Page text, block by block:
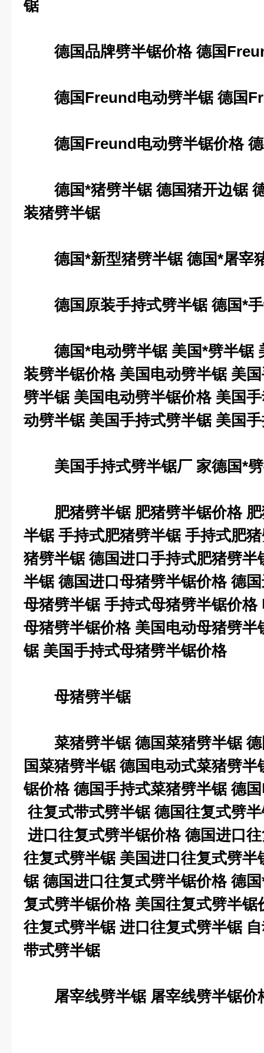
锯
德国品牌劈半锯价格 德国
德国Freund电动劈半锯 德国
德国Freund电动劈半锯价格
德国*猪劈半锯 德国猪开边锯
装猪劈半锯
德国*新型猪劈半锯 德国*屠宰
德国原装手持式劈半锯 德国*
德国*电动劈半锯 美国*劈半锯
装劈半锯价格 美国电动劈半锯 美
劈半锯 美国电动劈半锯价格 美国
动劈半锯 美国手持式劈半锯 美国
美国手持式劈半锯厂 家德国*
肥猪劈半锯 肥猪劈半锯价格
半锯 手持式肥猪劈半锯 手持式肥
猪劈半锯 德国进口手持式肥猪劈半
半锯 德国进口母猪劈半锯价格 德
母猪劈半锯 手持式母猪劈半锯价格
母猪劈半锯价格 美国电动母猪劈半
锯 美国手持式母猪劈半锯价格
母猪劈半锯
菜猪劈半锯 德国菜猪劈半锯
国菜猪劈半锯 德国电动式菜猪劈半
锯价格 德国手持式菜猪劈半锯 德
往复式带式劈半锯 德国往复式劈
进口往复式劈半锯价格 德国进口
往复式劈半锯 美国进口往复式劈半
锯 德国进口往复式劈半锯价格 德
复式劈半锯价格 美国往复式劈半锯
往复式劈半锯 进口往复式劈半锯
带式劈半锯
屠宰线劈半锯 屠宰线劈半锯价